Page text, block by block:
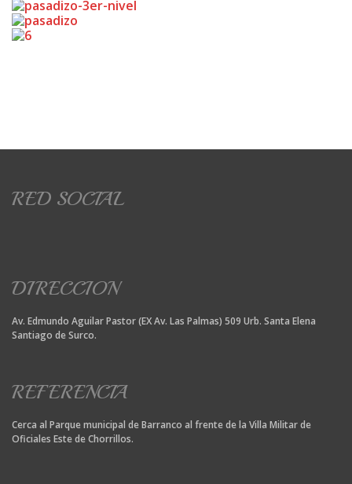
RED SOCIAL
DIRECCION
Av. Edmundo Aguilar Pastor (EX Av. Las Palmas) 509 Urb. Santa Elena
Santiago de Surco.
REFERENCIA
Cerca al Parque municipal de Barranco al frente de la Villa Militar de
Oficiales Este de Chorrillos.